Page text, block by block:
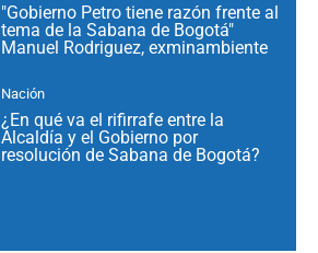
"Gobierno Petro tiene razón frente al
tema de la Sabana de Bogotá"
Manuel Rodriguez, exminambiente
Nación
¿En qué va el rifirrafe entre la
Alcaldía y el Gobierno por
resolución de Sabana de Bogotá?